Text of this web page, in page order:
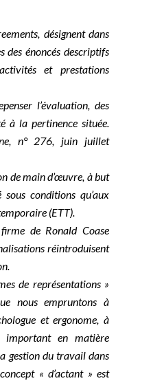
, désignent dans
des énoncés descriptifs
et prestations
l’évaluation, des
à la pertinence située.
n° 276, juin juillet
de main d’œuvre, à but
conditions qu’aux
(ETT).
de Ronald Coase
réintroduisent
de représentations »
nous empruntons à
et ergonome, à
important en matière
gestion du travail dans
« d’actant » est